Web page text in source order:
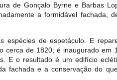
de Gonçalo Byrne e Barbas
a formidável fachada,
espécies de espetáculo. E
cerca de 1820; é inaugurado em
E o resultado é um edifício
fachada e a conservação do